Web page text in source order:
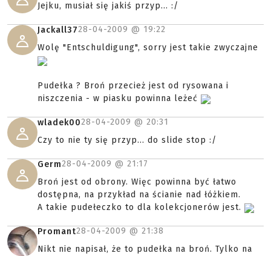
Jejku, musiał się jakiś przyp... :/
Jackall3728-04-2009 @ 19:22
Wolę "Entschuldigung", sorry jest takie zwyczajne
Pudełka ? Broń przecież jest od rysowana i
niszczenia - w piasku powinna leżeć
wladek0028-04-2009 @ 20:31
Czy to nie ty się przyp... do slide stop :/
Germ28-04-2009 @ 21:17
Broń jest od obrony. Więc powinna być łatwo
dostępna, na przykład na ścianie nad łóżkiem.
A takie pudełeczko to dla kolekcjonerów jest.
Promant28-04-2009 @ 21:38
Nikt nie napisał, że to pudełka na broń. Tylko na